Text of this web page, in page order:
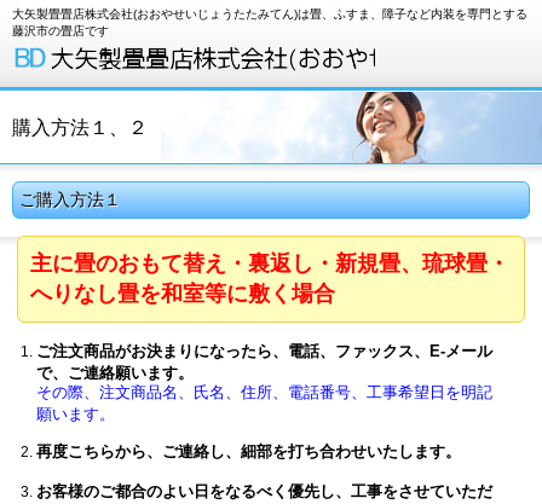
大矢製畳畳店株式会社(おおやせいじょうたたみてん)は畳、ふすま、障子など内装を専門とする
藤沢市の畳店です
購入方法１、２
ご購入方法１
主に畳のおもて替え・裏返し・新規畳、琉球畳・
へりなし畳を和室等に敷く場合
ご注文商品がお決まりになったら、電話、ファックス、E-メール
で、ご連絡願います。
その際、注文商品名、氏名、住所、電話番号、工事希望日を明記
願います。
再度こちらから、ご連絡し、細部を打ち合わせいたします。
お客様のご都合のよい日をなるべく優先し、工事をさせていただ